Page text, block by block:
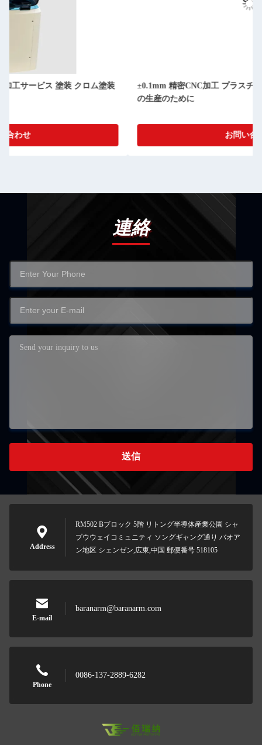
±0.1mm 精密CNC加工 プラスチック アクリル PMMA あなた
連絡
送信
Address
RM502 Bブロック 5階 リトング半導体産業公園 シャ
プウウェイコミュニティ ソングギャング通り バオア
ン地区 シェンゼン,広東,中国 郵便番号 518105
E-mail
baranarm@baranarm.com
Phone
0086-137-2889-6282